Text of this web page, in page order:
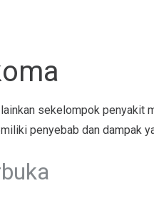
sekelompok penyakit
penyebab dan dampak